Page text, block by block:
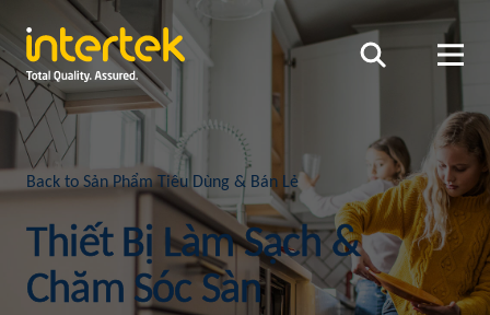
Back to Sản Phẩm Tiêu Dùng & Bán Lẻ
Thiết Bị Làm Sạch &
Chăm Sóc Sàn